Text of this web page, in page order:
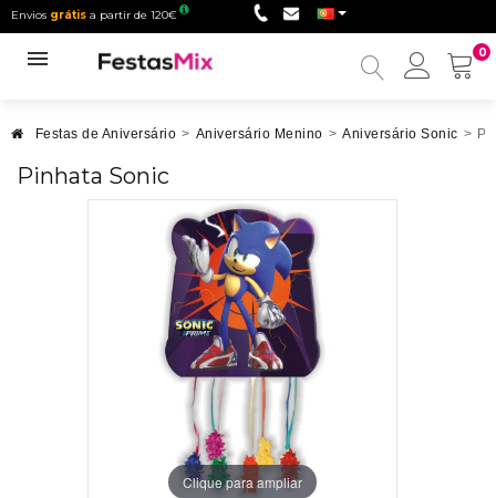
Envios grátis a partir de 120€
0
Minha
Festas de Aniversário > Aniversário Menino > Aniversário Sonic >
Pinhata Sonic
Clique para ampliar